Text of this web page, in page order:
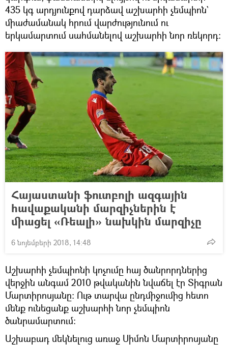
435 կգ արդյունքով դարձավ աշխարհի չեմպիոն`
միաժամանակ հրում վարժությունում ու
երկամարտում սահմանելով աշխարհի նոր ռեկորդ:
Հայաստանի ֆուտբոլի ազգային
հավաքականի մարզիչներին է
միացել «Ռեալի» նախկին մարզիչը
6 նոյեմբերի 2018, 14:48
Աշխարհի չեմպիոնի կոչումը հայ ծանրորդներից
վերջին անգամ 2010 թվականին նվաճել էր Տիգրան
Մարտիրոսյանը: Ութ տարվա ընդմիջումից հետո
մենք ունեցանք աշխարհի նոր չեմպիոն
ծանրամարտում:
Աշխաբադ մեկնելուց առաջ Սիմոն Մարտիրոսյանը